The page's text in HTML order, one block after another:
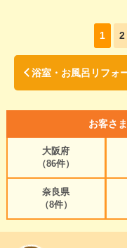
1 2
浴室・お風呂リフォ
お客さ
大阪府
（86件）
奈良県
（8件）